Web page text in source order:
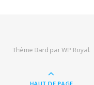
Thème Bard parWP Royal.